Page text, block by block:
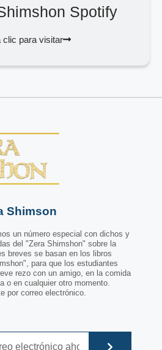
Spotify
clic para visitar
Shimson
un número especial con dichos y
del "Zera Shimshon" sobre la
breves se basan en los libros
para que los estudiantes
rezo con un amigo, en la comida
o en cualquier otro momento.
por correo electrónico.